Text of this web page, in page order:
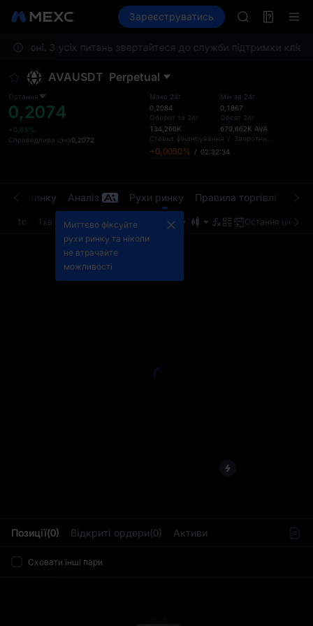
Ф'ючерси TradFi Інформація
Зареєструватись
SKYAI
SPCX
SKYAI
SPCX
З усіх питань звертайтеся до служби підтримки
AVAUSDT Perpetual
Остання
0,2074
+0,63%
Справедлива ціна0,2072
Макс 24г
0,2084
Оборот за 24г
134,266K
Мін за 24г
0,1867
Обсяг 24г
679,662K AVA
Ставка фінансування /
+0,0050% / 02:32:34
Позиції(0) Відкриті ордери(0) Активи
Сховати інші пари
на ринку Аналіз Рухи ринку Правила торгівлі
1с 1хв 5хв 15хв 1г 1дн Остання ціна
Миттєво фіксуйте
рухи ринку та ніколи
не втрачайте
можливості